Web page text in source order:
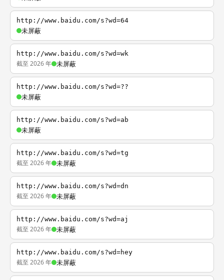
http://www.baidu.com/s?wd=64
未屏蔽
http://www.baidu.com/s?wd=wk
截至 2026 年 未屏蔽
http://www.baidu.com/s?wd=??
未屏蔽
http://www.baidu.com/s?wd=ab
未屏蔽
http://www.baidu.com/s?wd=tg
截至 2026 年 未屏蔽
http://www.baidu.com/s?wd=dn
截至 2026 年 未屏蔽
http://www.baidu.com/s?wd=aj
截至 2026 年 未屏蔽
http://www.baidu.com/s?wd=hey
截至 2026 年 未屏蔽